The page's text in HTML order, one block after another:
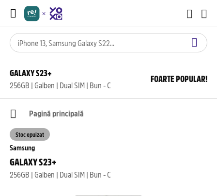
GALAXY S23+
256GB | Galben | Dual SIM | Bun - C
FOARTE POPULAR!
Pagină principală
Samsung
GALAXY S23+
256GB | Galben | Dual SIM | Bun - C
Stoc epuizat